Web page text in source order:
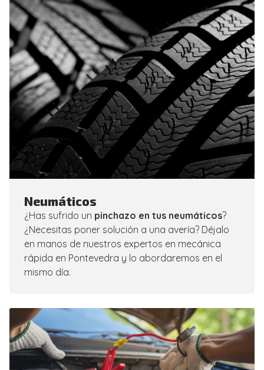
Neumáticos
¿Has sufrido un pinchazo en tus neumáticos?
¿Necesitas poner solución a una avería? Déjalo
en manos de nuestros expertos en mecánica
rápida en Pontevedra y lo abordaremos en el
mismo día.